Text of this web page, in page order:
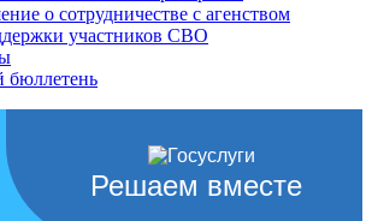
о сотрудничестве с агенством
участников СВО
бюллетень
Решаем вместе